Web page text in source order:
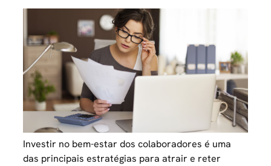
Investir no bem-estar dos colaboradores é uma
das principais estratégias para atrair e reter